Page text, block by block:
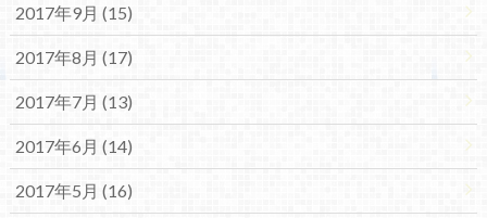
2017年9月 (15)
2017年8月 (17)
2017年7月 (13)
2017年6月 (14)
2017年5月 (16)